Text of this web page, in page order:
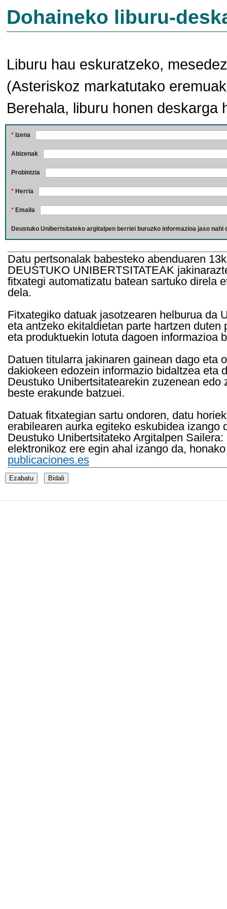
Dohaineko liburu-
Liburu hau eskuratzeko,
(Asteriskoz markatutako
Berehala, liburu honen deskarga
* Izena
Abizenak
Probintzia
* Herria
* Emaila
Deustuko Unibertsitateko argitalpen berriei buruzko informazioa jaso nahi
Datu pertsonalak babesteko abenduaren
DEUSTUKO UNIBERTSITATEAK
fitxategi automatizatu batean sartuko direla
dela.
Fitxategiko datuak jasotzearen helburua da
eta antzeko ekitaldietan parte hartzen
eta produktuekin lotuta dagoen informazioa
Datuen titularra jakinaren gainean dago eta
dakiokeen edozein informazio bidaltzea eta
Deustuko Unibertsitatearekin zuzenean
beste erakunde batzuei.
Datuak fitxategian sartu ondoren, datu
erabilearen aurka egiteko eskubidea
Deustuko Unibertsitateko Argitalpen
elektronikoz ere egin ahal izango da,
publicaciones.es
Ezabatu Bidali